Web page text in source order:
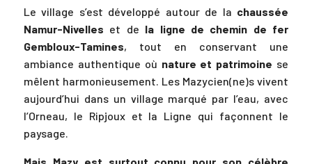
Le village s’est développé autour de la chaussée
Namur-Nivelles et de la ligne de chemin de fer
Gembloux-Tamines, tout en conservant une
ambiance authentique où nature et patrimoine se
mêlent harmonieusement. Les Mazycien(ne)s vivent
aujourd’hui dans un village marqué par l’eau, avec
l’Orneau, le Ripjoux et la Ligne qui façonnent le
paysage.